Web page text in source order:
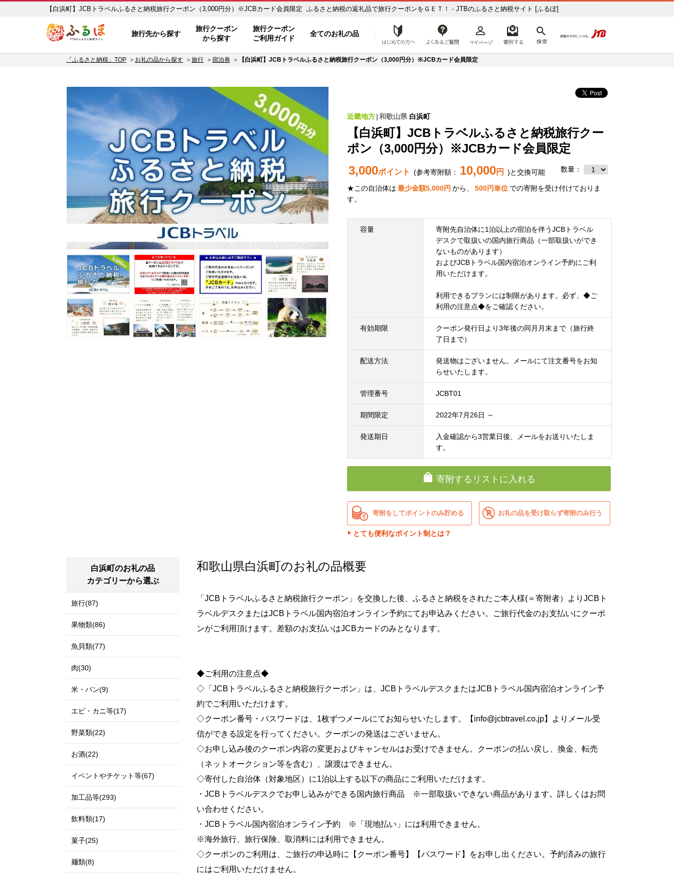
【白浜町】JCBトラベルふるさと納税旅行クーポン（3,000円分）※JCBカード会員限定 ふるさと納税の返礼品で旅行クーポンをＧＥＴ！ - JTBのふるさと納税サイト [ふるぽ]
旅行先から探す
旅行クーポン
から探す
旅行クーポン
ご利用ガイド
全てのお礼の品 はじめての方へ
「ふるさと納税」TOP お礼の品から探す 旅行 宿泊券 【白浜町】JCBトラベルふるさと納税旅行クーポン（3,000円分）※JCBカード会員限定
近畿地方 和歌山県 白浜町
【白浜町】JCBトラベルふるさと納税旅行クー
ポン（3,000円分）※JCBカード会員限定
3,000ポイント (参考寄附額： 10,000円 )と交換可能 数量：
★この自治体は 最少金額5,000円 から、 500円単位 での寄附を受け付けておりま
す。
容量
寄附先自治体に1泊以上の宿泊を伴うJCBトラベル
デスクで取扱いの国内旅行商品（一部取扱いができ
ないものがあります）
およびJCBトラベル国内宿泊オンライン予約にご利
用いただけます。
利用できるプランには制限があります。必ず、◆ご
利用の注意点◆をご確認ください。
有効期限
クーポン発行日より3年後の同月月末まで（旅行終
了日まで）
配送方法
発送物はございません。メールにて注文番号をお知
らせいたします。
管理番号 JCBT01
期間限定 2022年7月26日 ～
発送期日
入金確認から3営業日後、メールをお送りいたしま
す。
寄附するリストに入れる
寄附をしてポイントのみ貯める
とても便利なポイント制とは？
お礼の品を受け取らず寄附のみ行う
和歌山県白浜町のお礼の品概要
「JCBトラベルふるさと納税旅行クーポン」を交換した後、ふるさと納税をされたご本人様(＝寄附者）よりJCBト
ラベルデスクまたはJCBトラベル国内宿泊オンライン予約にてお申込みください。ご旅行代金のお支払いにクーポ
ンがご利用頂けます。差額のお支払いはJCBカードのみとなります。
◆ご利用の注意点◆
◇「JCBトラベルふるさと納税旅行クーポン」は、JCBトラベルデスクまたはJCBトラベル国内宿泊オンライン予
約でご利用いただけます。
◇クーポン番号・パスワードは、1枚ずつメールにてお知らせいたします。【info@jcbtravel.co.jp】よりメール受
信ができる設定を行ってください。クーポンの発送はございません。
◇お申し込み後のクーポン内容の変更およびキャンセルはお受けできません。クーポンの払い戻し、換金、転売
（ネットオークション等を含む）、譲渡はできません。
◇寄付した自治体（対象地区）に1泊以上する以下の商品にご利用いただけます。
・JCBトラベルデスクでお申し込みができる国内旅行商品 ※一部取扱いできない商品があります。詳しくはお問
い合わせください。
・JCBトラベル国内宿泊オンライン予約 ※「現地払い」には利用できません。
※海外旅行、旅行保険、取消料には利用できません。
◇クーポンのご利用は、ご旅行の申込時に【クーポン番号】【パスワード】をお申し出ください。予約済みの旅行
にはご利用いただけません。
白浜町のお礼の品
カテゴリーから選ぶ
旅行(87)
果物類(86)
魚貝類(77)
肉(30)
米・パン(9)
エビ・カニ等(17)
野菜類(22)
お酒(22)
イベントやチケット等(67)
加工品等(293)
飲料類(17)
菓子(25)
麺類(8)